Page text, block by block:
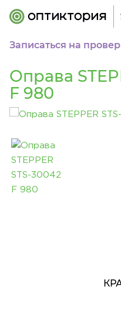
Записаться на
Оправа
F 980